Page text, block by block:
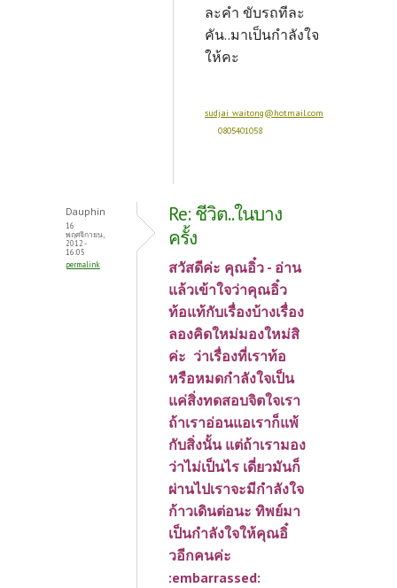
ละคำ ขับรถทีละ
คัน..มาเป็นกำลังใจ
ให้คะ
sudjai_waitong@hotmail.com
0805401058
Dauphin
16
พฤศจิกายน,
2012 -
16:05
permalink
Re: ชีวิต..ในบาง
ครั้ง
สวัสดีค่ะ คุณอิ๋ว - อ่าน
แล้วเข้าใจว่าคุณอิ๋ว
ท้อแท้กับเรื่องบ้างเรื่อง
ลองคิดใหม่มองใหม่สิ
ค่ะ ว่าเรื่องที่เราท้อ
หรือหมดกำลังใจเป็น
แค่สิ่งทดสอบจิตใจเรา
ถ้าเราอ่อนแอเราก็แพ้
กับสิ่งนั้น แต่ถ้าเรามอง
ว่าไม่เป็นไร เดี่ยวมันก็
ผ่านไปเราจะมีกำลังใจ
ก้าวเดินต่อนะ ทิพย์มา
เป็นกำลังใจให้คุณอิ๋
วอีกคนค่ะ
:embarrassed: